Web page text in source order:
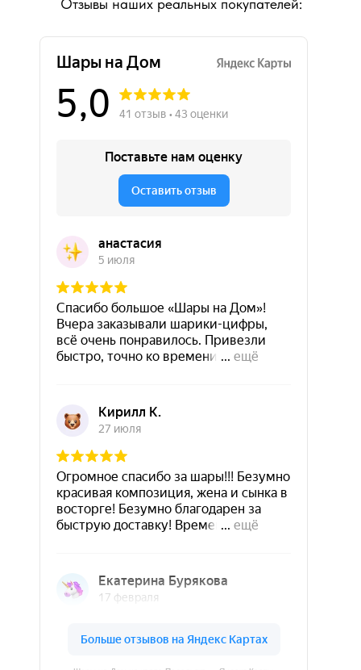
Отзывы наших реальных покупателей: